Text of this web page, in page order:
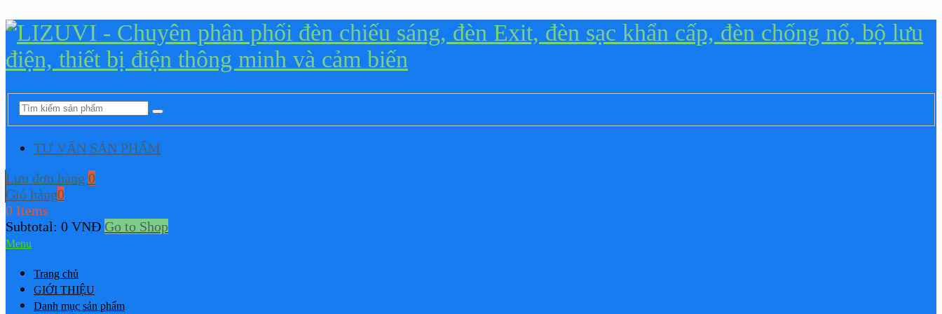
TƯ VẤN SẢN PHẨM
Lưu đơn hàng 0
Giỏ hàng0
0 Items
Subtotal: 0 VNĐ Go to Shop
Menu
Trang chủ
GIỚI THIỆU
Danh mục sản phẩm